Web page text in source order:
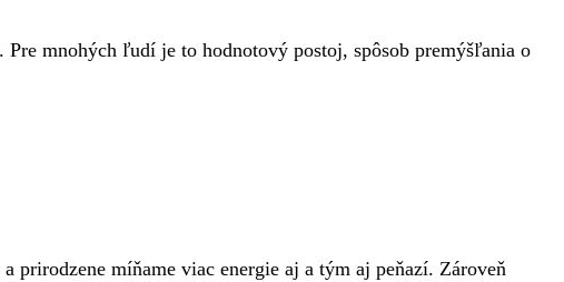
mnohých ľudí je to hodnotový postoj, spôsob premýšľania o
míňame viac energie aj a tým aj peňazí. Zároveň